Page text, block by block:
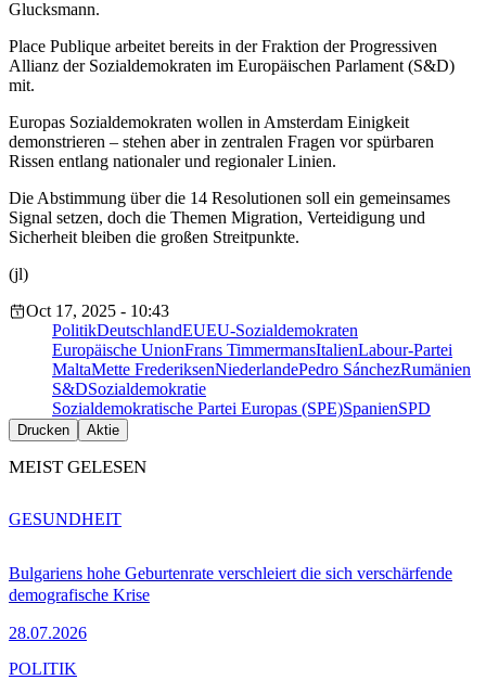
Glucksmann.
Place Publique arbeitet bereits in der Fraktion der Progressiven
Allianz der Sozialdemokraten im Europäischen Parlament (S&D)
mit.
Europas Sozialdemokraten wollen in Amsterdam Einigkeit
demonstrieren – stehen aber in zentralen Fragen vor spürbaren
Rissen entlang nationaler und regionaler Linien.
Die Abstimmung über die 14 Resolutionen soll ein gemeinsames
Signal setzen, doch die Themen Migration, Verteidigung und
Sicherheit bleiben die großen Streitpunkte.
(jl)
Oct 17, 2025 - 10:43
PolitikDeutschlandEUEU-Sozialdemokraten
Europäische UnionFrans TimmermansItalienLabour-Partei
MaltaMette FrederiksenNiederlandePedro SánchezRumänien
S&DSozialdemokratie
Sozialdemokratische Partei Europas (SPE)SpanienSPD
Drucken Aktie
MEIST GELESEN
Bulgariens hohe Geburtenrate verschleiert die sich verschärfende
demografische Krise
28.07.2026
GESUNDHEIT
POLITIK